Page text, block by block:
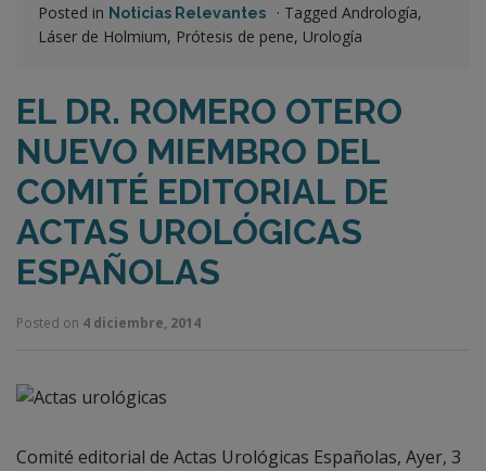
Posted in Noticias Relevantes · Tagged Andrología,
Láser de Holmium, Prótesis de pene, Urología
EL DR. ROMERO OTERO
NUEVO MIEMBRO DEL
COMITÉ EDITORIAL DE
ACTAS UROLÓGICAS
ESPAÑOLAS
Posted on 4 diciembre, 2014
Comité editorial de Actas Urológicas Españolas, Ayer, 3